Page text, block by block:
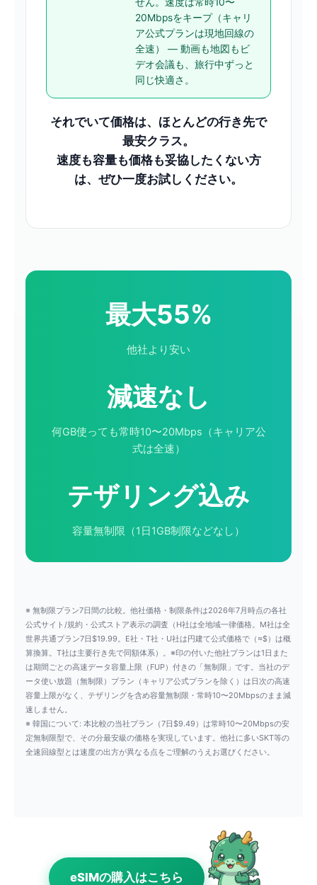
せん。速度は常時10〜
20Mbpsをキープ（キャリ
ア公式プランは現地回線の
全速） — 動画も地図もビ
デオ会議も、旅行中ずっと
同じ快適さ。
それでいて価格は、ほとんどの行き先で
最安クラス。
速度も容量も価格も妥協したくない方
は、ぜひ一度お試しください。
最大55%
他社より安い
減速なし
何GB使っても常時10〜20Mbps（キャリア公
式は全速）
テザリング込み
容量無制限（1日1GB制限などなし）
※ 無制限プラン7日間の比較。他社価格・制限条件は2026年7月時点の各社
公式サイト/規約・公式ストア表示の調査（H社は全地域一律価格。M社は全
世界共通プラン7日$19.99。E社・T社・U社は円建て公式価格で（≈$）は概
算換算。T社は主要行き先で同額体系）。※印の付いた他社プランは1日また
は期間ごとの高速データ容量上限（FUP）付きの「無制限」です。当社のデ
ータ使い放題（無制限）プラン（キャリア公式プランを除く）は日次の高速
容量上限がなく、テザリングを含め容量無制限・常時10〜20Mbpsのまま減
速しません。
※ 韓国について: 本比較の当社プラン（7日$9.49）は常時10〜20Mbpsの安
定無制限型で、その分最安級の価格を実現しています。他社に多いSKT等の
全速回線型とは速度の出方が異なる点をご理解のうえお選びください。
eSIMの購入はこちら